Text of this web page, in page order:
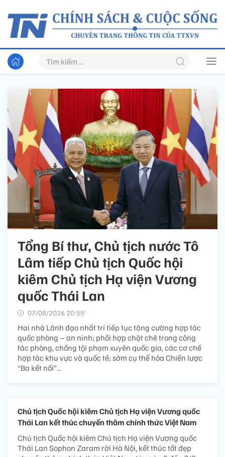
Tổng Bí thư, Chủ tịch nước Tô
Lâm tiếp Chủ tịch Quốc hội
kiêm Chủ tịch Hạ viện Vương
quốc Thái Lan
07/08/2026 20:55’
Hai nhà Lãnh đạo nhất trí tiếp tục tăng cường hợp tác
quốc phòng – an ninh; phối hợp chặt chẽ trong công
tác phòng, chống tội phạm xuyên quốc gia, các cơ chế
hợp tác khu vực và quốc tế; sớm cụ thể hóa Chiến lược
“Ba kết nối”...
Chủ tịch Quốc hội kiêm Chủ tịch Hạ viện Vương quốc
Thái Lan kết thúc chuyến thăm chính thức Việt Nam
Chủ tịch Quốc hội kiêm Chủ tịch Hạ viện Vương quốc
Thái Lan Sophon Zaram rời Hà Nội, kết thúc tốt đẹp